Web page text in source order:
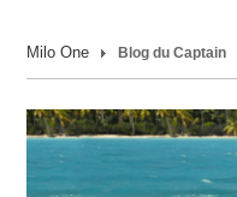
Carnets de Voyage
Actualités
Plus
Milo One Blog du Captain